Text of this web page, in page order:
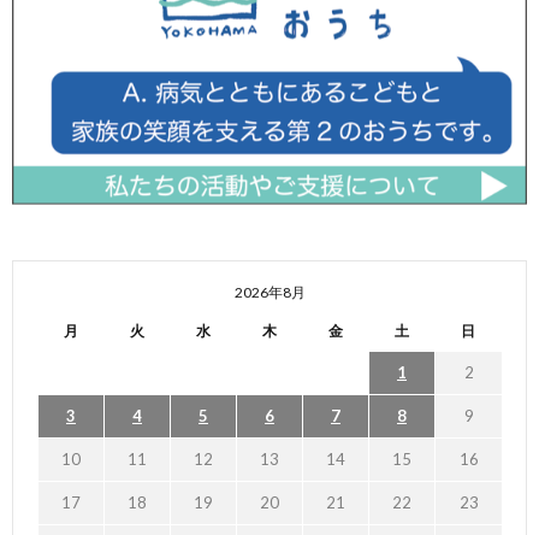
2026年8月
月 火 水 木 金 土 日
1 2
3 4 5 6 7 8 9
10 11 12 13 14 15 16
17 18 19 20 21 22 23